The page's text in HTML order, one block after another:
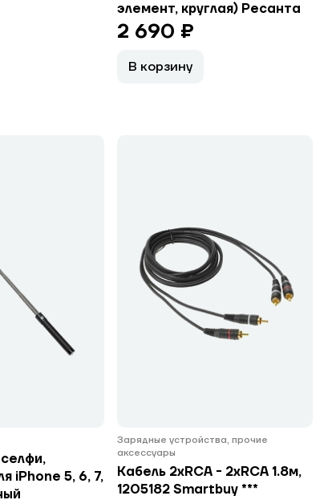
элемент, круглая) Ресанта
2 690 ₽
В корзину
iPhone 5, 6, 7,
Зарядные устройства, прочие
аксессуары
Кабель 2хRCA - 2xRCA 1.8м,
1205182 Smartbuy ***